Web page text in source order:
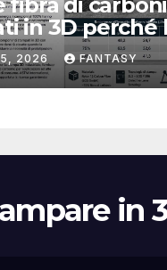
in 3D perché
agli urti
2026 FANTASY
in